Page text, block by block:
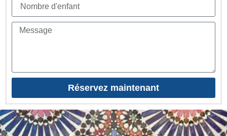
Réservez maintenant